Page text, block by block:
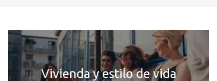
Vivienda y estilo de vida